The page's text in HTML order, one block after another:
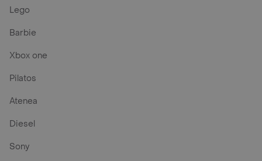
Lego
Barbie
Xbox one
Pilatos
Atenea
Diesel
Sony